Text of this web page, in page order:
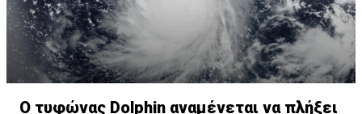
Ο τυφώνας Dolphin αναμένεται να πλήξει